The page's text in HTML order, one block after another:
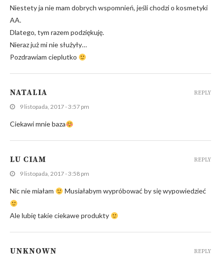
Niestety ja nie mam dobrych wspomnień, jeśli chodzi o kosmetyki
AA.
Dlatego, tym razem podziękuję.
Nieraz już mi nie służyły…
Pozdrawiam cieplutko
NATALIA
9 listopada, 2017 - 3:57 pm
Ciekawi mnie baza
REPLY
LU CIAM
9 listopada, 2017 - 3:58 pm
Nic nie miałam Musiałabym wypróbować by się wypowiedzieć
Ale lubię takie ciekawe produkty
REPLY
UNKNOWN REPLY